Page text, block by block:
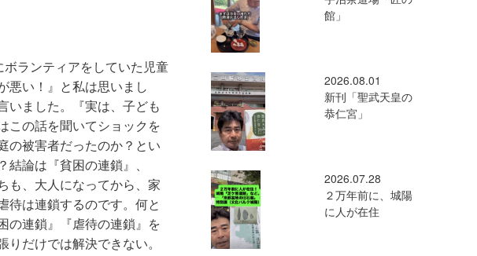
ボランティアをしていた児童
悪い！』と私は思いまし
いました。『実は、子ども
この話を聞いてショックを
の被害者だったのか？とい
論は『貧困の連鎖』、
も、大人になってから、家
待は連鎖するのです。何と
の連鎖』『虐待の連鎖』を
だけでは解決できない。
館」
2026.08.01
新刊「聖武天皇の
恭仁宮」
2026.07.28
２万年前に、城陽
に人が在住